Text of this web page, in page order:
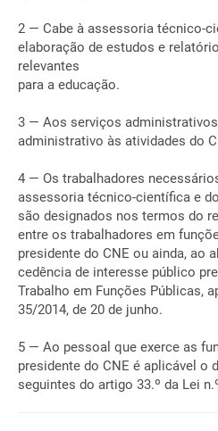
2 — Cabe à assessoria técnico-
elaboração de estudos e
relevantes
para a educação.
3 — Aos serviços
administrativo às atividades do
4 — Os trabalhadores
assessoria técnico-científica e
são designados nos termos do
entre os trabalhadores em
presidente do CNE ou ainda, ao
cedência de interesse público
Trabalho em Funções Públicas,
35/2014, de 20 de junho.
5 — Ao pessoal que exerce as
presidente do CNE é aplicável o
seguintes do artigo 33.º da Lei